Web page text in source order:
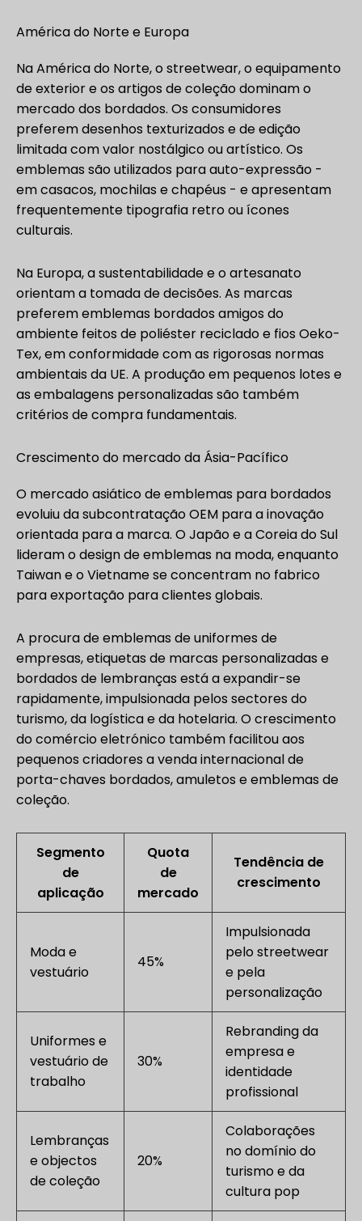
América do Norte e Europa
Na América do Norte, o streetwear, o equipamento
de exterior e os artigos de coleção dominam o
mercado dos bordados. Os consumidores
preferem desenhos texturizados e de edição
limitada com valor nostálgico ou artístico. Os
emblemas são utilizados para auto-expressão -
em casacos, mochilas e chapéus - e apresentam
frequentemente tipografia retro ou ícones
culturais.
Na Europa, a sustentabilidade e o artesanato
orientam a tomada de decisões. As marcas
preferem emblemas bordados amigos do
ambiente feitos de poliéster reciclado e fios Oeko-
Tex, em conformidade com as rigorosas normas
ambientais da UE. A produção em pequenos lotes e
as embalagens personalizadas são também
critérios de compra fundamentais.
Crescimento do mercado da Ásia-Pacífico
O mercado asiático de emblemas para bordados
evoluiu da subcontratação OEM para a inovação
orientada para a marca. O Japão e a Coreia do Sul
lideram o design de emblemas na moda, enquanto
Taiwan e o Vietname se concentram no fabrico
para exportação para clientes globais.
A procura de emblemas de uniformes de
empresas, etiquetas de marcas personalizadas e
bordados de lembranças está a expandir-se
rapidamente, impulsionada pelos sectores do
turismo, da logística e da hotelaria. O crescimento
do comércio eletrónico também facilitou aos
pequenos criadores a venda internacional de
porta-chaves bordados, amuletos e emblemas de
coleção.
Segmento
de
aplicação
Quota
de
mercado
Tendência de
crescimento
Moda e
vestuário
45%
Impulsionada
pelo streetwear
e pela
personalização
Uniformes e
vestuário de
trabalho
30%
Rebranding da
empresa e
identidade
profissional
Lembranças
e objectos
de coleção
20%
Colaborações
no domínio do
turismo e da
cultura pop